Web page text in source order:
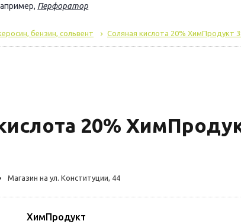
Перфоратор
бензин, сольвент Соляная кислота 20% ХимПродукт
20%
Магазин на ул. Конституции, 44
ХимПродукт